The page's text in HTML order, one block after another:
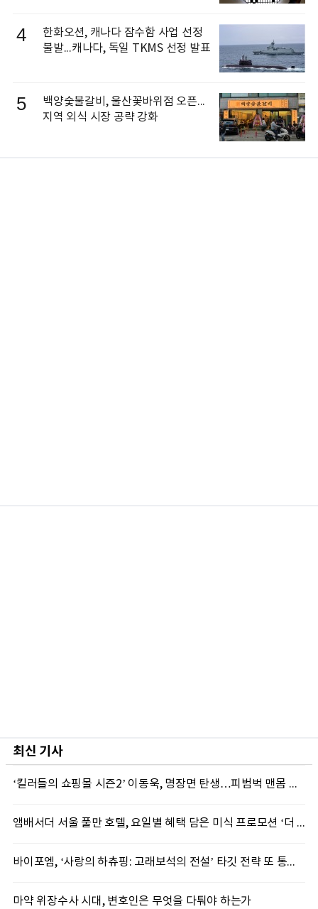
4
한화오션, 캐나다 잠수함 사업 선정
불발...캐나다, 독일 TKMS 선정 발표
5
백양숯불갈비, 울산꽃바위점 오픈...
지역 외식 시장 공략 강화
최신 기사
‘킬러들의 쇼핑몰 시즌2’ 이동욱, 명장면 탄생…피범벅 맨몸 액션 ‘감탄’
앰배서더 서울 풀만 호텔, 요일별 혜택 담은 미식 프로모션 ‘더 킹스 : 다이닝 프리빌리지즈’ 선봬
바이포엠, ‘사랑의 하츄핑: 고래보석의 전설’ 타깃 전략 또 통했다
마약 위장수사 시대, 변호인은 무엇을 다퉈야 하는가